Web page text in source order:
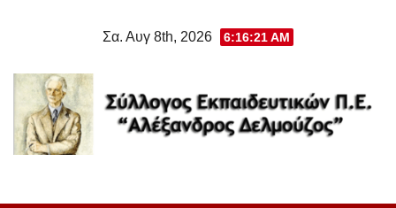
Σα. Αυγ 8th, 2026 6:16:22 AM